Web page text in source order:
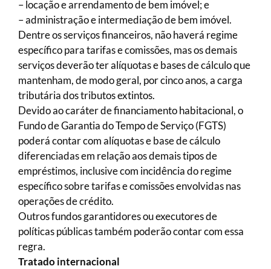
– locação e arrendamento de bem imóvel; e
– administração e intermediação de bem imóvel.
Dentre os serviços financeiros, não haverá regime
específico para tarifas e comissões, mas os demais
serviços deverão ter alíquotas e bases de cálculo que
mantenham, de modo geral, por cinco anos, a carga
tributária dos tributos extintos.
Devido ao caráter de financiamento habitacional, o
Fundo de Garantia do Tempo de Serviço (FGTS)
poderá contar com alíquotas e base de cálculo
diferenciadas em relação aos demais tipos de
empréstimos, inclusive com incidência do regime
específico sobre tarifas e comissões envolvidas nas
operações de crédito.
Outros fundos garantidores ou executores de
políticas públicas também poderão contar com essa
regra.
Tratado internacional